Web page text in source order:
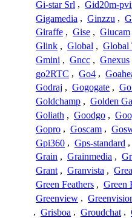
Gi-star Srl , Gid20m-
Gigamedia , Ginzzu ,
Giraffe , Gise , Giucam
Glink , Global , Global
Gmini , Gncc , Gnexus
go2RTC , Go4 ,
Godraj , Gogogate ,
Goldchamp , Golden
Goliath , Goodgo ,
Gopro , Goscam ,
Gpi360 , Gps-standard ,
Grain , Grainmedia ,
Grant , Granvista ,
Green Feathers , Green
Greenview ,
, Grisboa , Groudchat ,